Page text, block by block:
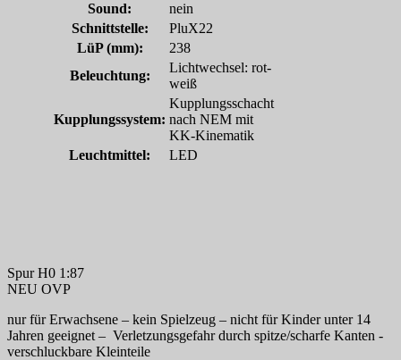
Sound:
nein
Schnittstelle:
PluX22
LüP (mm):
238
Beleuchtung:
Lichtwechsel: rot-
weiß
Kupplungssystem:
Kupplungsschacht
nach NEM mit
KK-Kinematik
Leuchtmittel:
LED
Spur H0 1:87
NEU OVP
nur für Erwachsene – kein Spielzeug – nicht für Kinder unter 14
Jahren geeignet – Verletzungsgefahr durch spitze/scharfe Kanten -
verschluckbare Kleinteile